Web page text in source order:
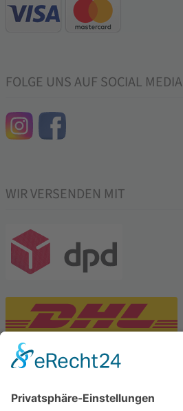
FOLGE UNS AUF SOCIAL MEDIA
WIR VERSENDEN MIT